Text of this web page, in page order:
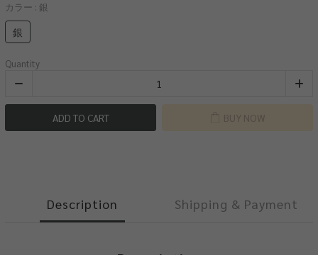
カラー : 銀
銀
Quantity
ADD TO CART BUY NOW
Description Shipping & Payment